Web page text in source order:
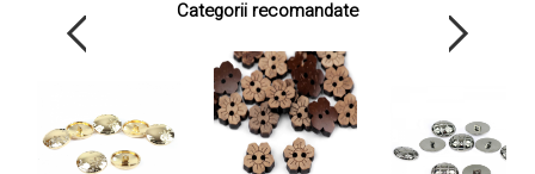
Categorii recomandate